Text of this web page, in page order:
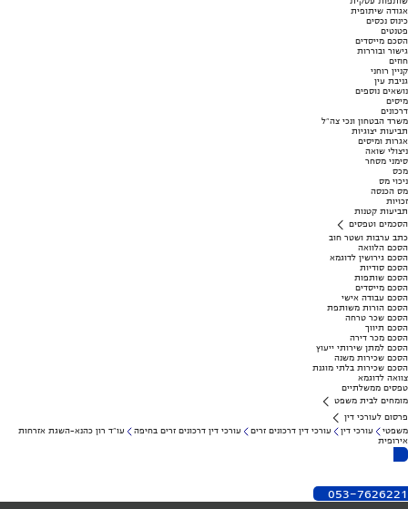
אגודה שיתופית
כינוס נכסים
פטנטים
הסכם מייסדים
גישור ובוררות
חוזים
קניין רוחני
גניבת עין
נושאים נוספים
מיסים
דרכונים
משרד הבטחון ונכי צה"ל
תביעות יצוגיות
אגרות ומיסים
ניצולי שואה
סימני מסחר
מכס
ניכוי מס
מס הכנסה
זכויות
תביעות קטנות
הסכמים וטפסים
כתב ערבות ושטר חוב
הסכם הלוואה
הסכם גירושין לדוגמא
הסכם סודיות
הסכם שותפות
הסכם מייסדים
הסכם עבודה אישי
הסכם הורות משותפת
הסכם שכר טרחה
הסכם תיווך
הסכם מכר דירה
הסכם למתן שירותי ייעוץ
הסכם שכירות משנה
הסכם שכירות בלתי מוגנת
צוואה לדוגמא
טפסים ממשלתיים
מומחים לבית משפט
פרסום לעורכי דין
משפטי
עורכי דין עורכי דין דרכונים זרים עורכי דין דרכונים זרים בחיפה
עו"ד רון כהנא-השגת אזרחות
אירופית
053-7626221